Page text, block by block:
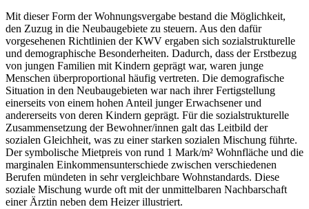
Mit dieser Form der Wohnungsvergabe bestand die Möglichkeit,
den Zuzug in die Neubaugebiete zu steuern. Aus den dafür
vorgesehenen Richtlinien der KWV ergaben sich sozialstrukturelle
und demographische Besonderheiten. Dadurch, dass der Erstbezug
von jungen Familien mit Kindern geprägt war, waren junge
Menschen überproportional häufig vertreten. Die demografische
Situation in den Neubaugebieten war nach ihrer Fertigstellung
einerseits von einem hohen Anteil junger Erwachsener und
andererseits von deren Kindern geprägt. Für die sozialstrukturelle
Zusammensetzung der Bewohner/innen galt das Leitbild der
sozialen Gleichheit, was zu einer starken sozialen Mischung führte.
Der symbolische Mietpreis von rund 1 Mark/m² Wohnfläche und die
marginalen Einkommensunterschiede zwischen verschiedenen
Berufen mündeten in sehr vergleichbare Wohnstandards. Diese
soziale Mischung wurde oft mit der unmittelbaren Nachbarschaft
einer Ärztin neben dem Heizer illustriert.